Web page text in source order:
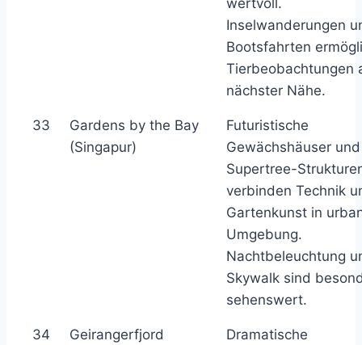
wertvoll.
Inselwanderungen
Bootsfahrten
Tierbeobachtungen
nächster Nähe.
33
Gardens by the Bay
(Singapur)
Futuristische
Gewächshäuser und
Supertree-
verbinden Technik
Gartenkunst in
Umgebung.
Nachtbeleuchtung
Skywalk sind
sehenswert.
34
Geirangerfjord
Dramatische